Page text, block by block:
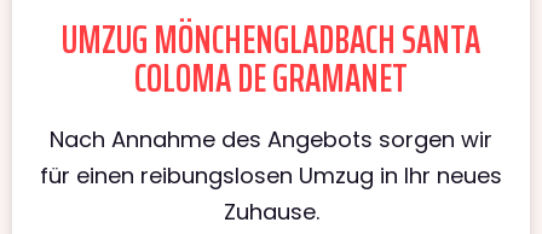
UMZUG MÖNCHENGLADBACH SANTA
COLOMA DE GRAMANET
Nach Annahme des Angebots sorgen wir
für einen reibungslosen Umzug in Ihr neues
Zuhause.